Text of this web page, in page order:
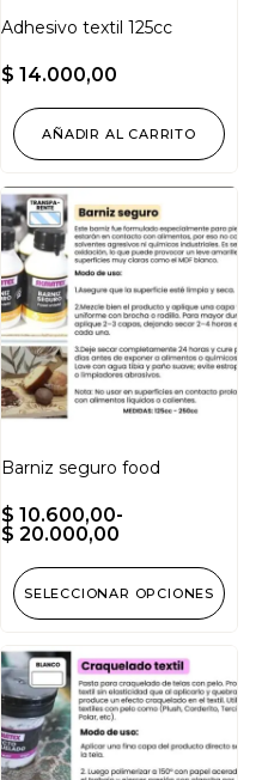
Adhesivo textil 125cc
$ 14.000,00
AÑADIR AL CARRITO
Barniz seguro food
$ 10.600,00-
$ 20.000,00
SELECCIONAR OPCIONES